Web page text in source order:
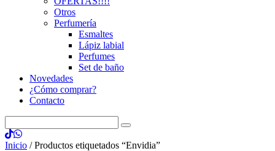
Otros
Perfumería
Esmaltes
Lápiz labial
Perfumes
Set de baño
Novedades
¿Cómo comprar?
Contacto
Inicio / Productos etiquetados “Envidia”